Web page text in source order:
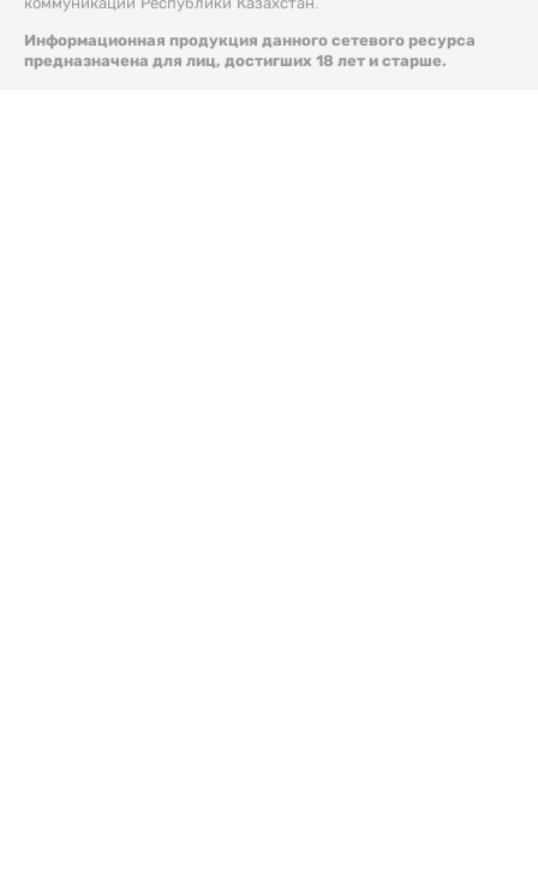
Информационная продукция данного сетевого ресурса
предназначена для лиц, достигших 18 лет и старше.